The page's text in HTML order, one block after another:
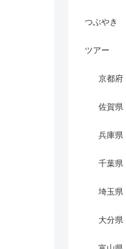
つぶやき
ツアー
京都府
佐賀県
兵庫県
千葉県
埼玉県
大分県